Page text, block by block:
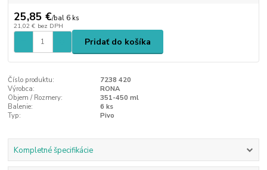
25,85 €/bal 6 ks
21,02 € bez DPH
Pridať do košíka
Číslo produktu:
7238 420
Výrobca:
RONA
Objem / Rozmery:
351-450 ml
Balenie:
6 ks
Typ:
Pivo
Kompletné špecifikácie